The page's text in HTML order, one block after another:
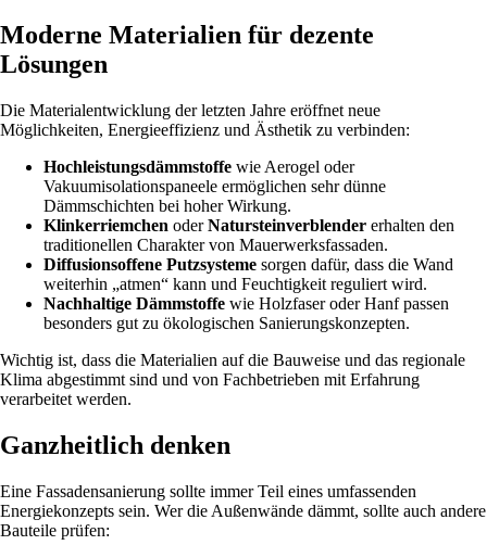
Moderne Materialien für dezente
Lösungen
Die Materialentwicklung der letzten Jahre eröffnet neue
Möglichkeiten, Energieeffizienz und Ästhetik zu verbinden:
Hochleistungsdämmstoffe wie Aerogel oder
Vakuumisolationspaneele ermöglichen sehr dünne
Dämmschichten bei hoher Wirkung.
Klinkerriemchen oderNatursteinverblender erhalten den
traditionellen Charakter von Mauerwerksfassaden.
Diffusionsoffene Putzsysteme sorgen dafür, dass die Wand
weiterhin „atmen“ kann und Feuchtigkeit reguliert wird.
Nachhaltige Dämmstoffe wie Holzfaser oder Hanf passen
besonders gut zu ökologischen Sanierungskonzepten.
Wichtig ist, dass die Materialien auf die Bauweise und das regionale
Klima abgestimmt sind und von Fachbetrieben mit Erfahrung
verarbeitet werden.
Ganzheitlich denken
Eine Fassadensanierung sollte immer Teil eines umfassenden
Energiekonzepts sein. Wer die Außenwände dämmt, sollte auch andere
Bauteile prüfen: